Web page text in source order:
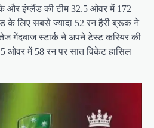
और इंग्लैंड की टीम 32.5 ओवर में 172
लिए सबसे ज्यादा 52 रन हैरी ब्रूक ने
गेंदबाज स्टार्क ने अपने टेस्ट करियर की
ओवर में 58 रन पर सात विकेट हासिल